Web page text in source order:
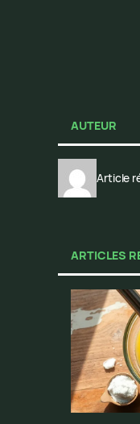
AUTEUR
Article
ARTICLES